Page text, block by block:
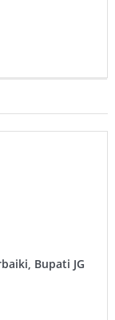
Bupati JG